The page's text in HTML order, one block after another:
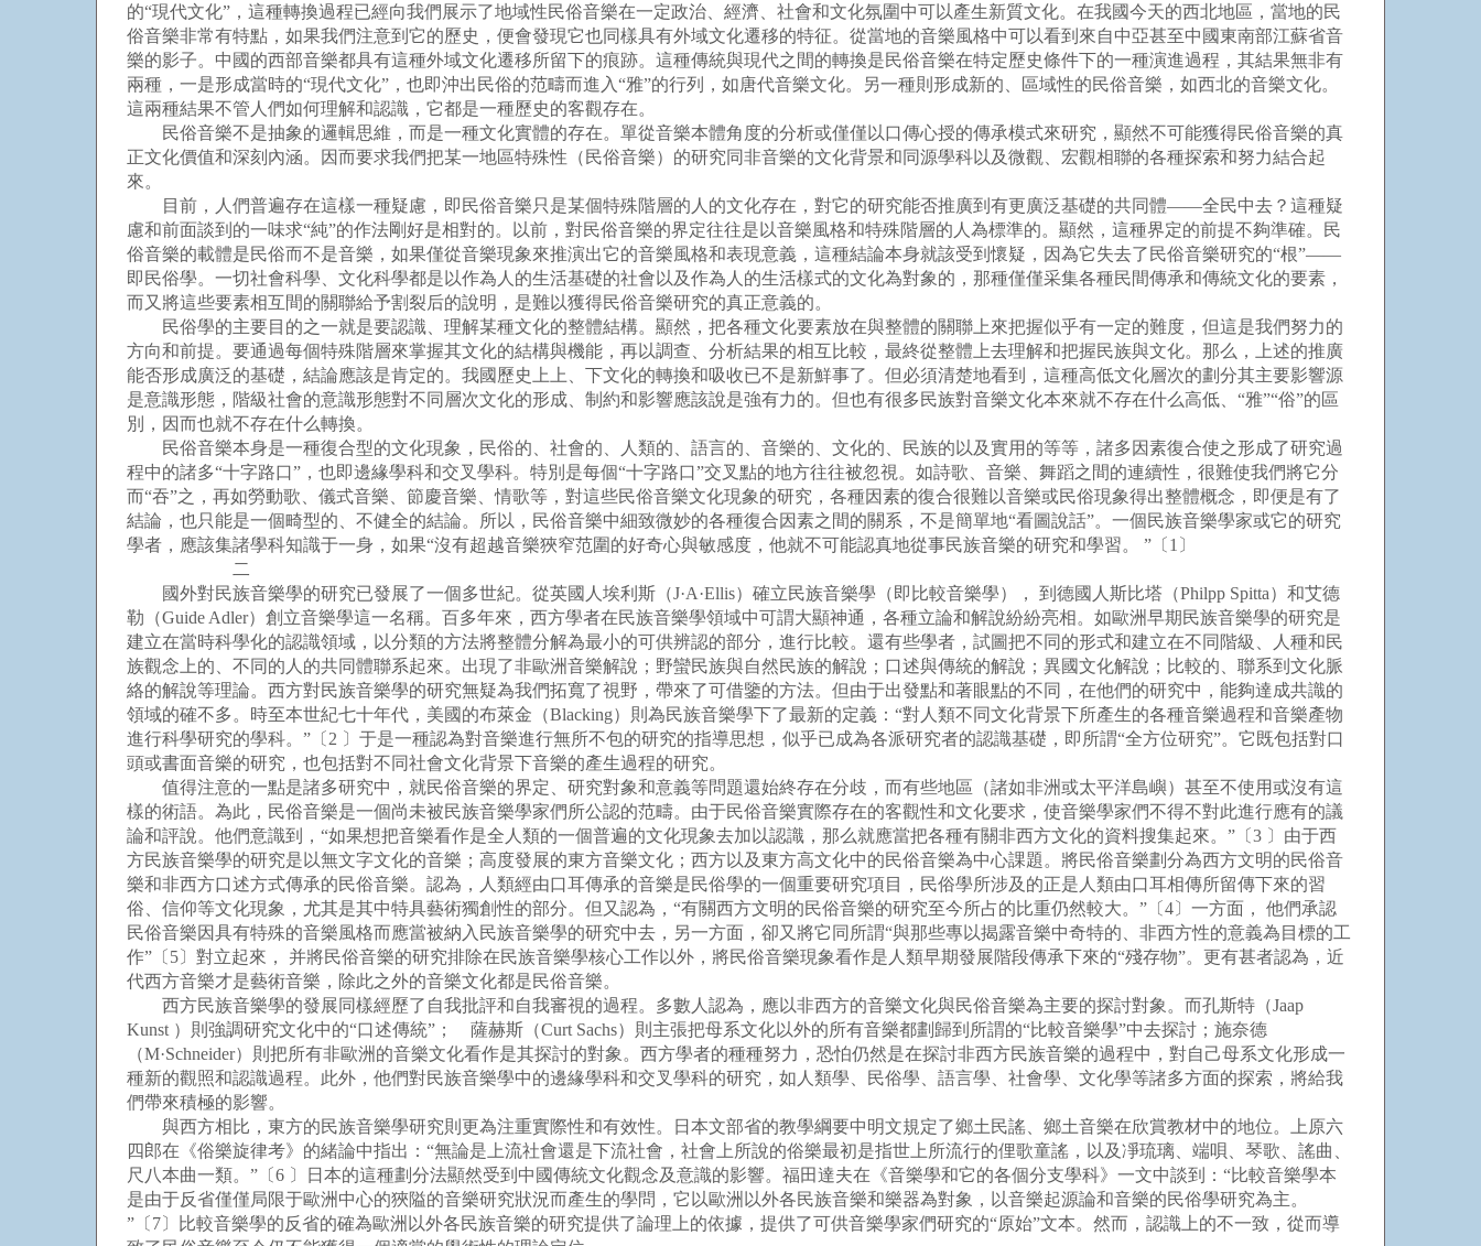
的“現代文化”，這種轉換過程已經向我們展示了地域性民俗音樂在一定政治、經濟、社會和文化氛圍中可以產生新質文化。在我國今天的西北地區，當地的民
俗音樂非常有特點，如果我們注意到它的歷史，便會發現它也同樣具有外域文化遷移的特征。從當地的音樂風格中可以看到來自中亞甚至中國東南部江蘇省音
樂的影子。中國的西部音樂都具有這種外域文化遷移所留下的痕跡。這種傳統與現代之間的轉換是民俗音樂在特定歷史條件下的一種演進過程，其結果無非有
兩種，一是形成當時的“現代文化”，也即沖出民俗的范疇而進入“雅”的行列，如唐代音樂文化。另一種則形成新的、區域性的民俗音樂，如西北的音樂文化。
這兩種結果不管人們如何理解和認識，它都是一種歷史的客觀存在。
民俗音樂不是抽象的邏輯思維，而是一種文化實體的存在。單從音樂本體角度的分析或僅僅以口傳心授的傳承模式來研究，顯然不可能獲得民俗音樂的真
正文化價值和深刻內涵。因而要求我們把某一地區特殊性（民俗音樂）的研究同非音樂的文化背景和同源學科以及微觀、宏觀相聯的各種探索和努力結合起
來。
目前，人們普遍存在這樣一種疑慮，即民俗音樂只是某個特殊階層的人的文化存在，對它的研究能否推廣到有更廣泛基礎的共同體——全民中去？這種疑
慮和前面談到的一味求“純”的作法剛好是相對的。以前，對民俗音樂的界定往往是以音樂風格和特殊階層的人為標準的。顯然，這種界定的前提不夠準確。民
俗音樂的載體是民俗而不是音樂，如果僅從音樂現象來推演出它的音樂風格和表現意義，這種結論本身就該受到懷疑，因為它失去了民俗音樂研究的“根”——
即民俗學。一切社會科學、文化科學都是以作為人的生活基礎的社會以及作為人的生活樣式的文化為對象的，那種僅僅采集各種民間傳承和傳統文化的要素，
而又將這些要素相互間的關聯給予割裂后的說明，是難以獲得民俗音樂研究的真正意義的。
民俗學的主要目的之一就是要認識、理解某種文化的整體結構。顯然，把各種文化要素放在與整體的關聯上來把握似乎有一定的難度，但這是我們努力的
方向和前提。要通過每個特殊階層來掌握其文化的結構與機能，再以調查、分析結果的相互比較，最終從整體上去理解和把握民族與文化。那么，上述的推廣
能否形成廣泛的基礎，結論應該是肯定的。我國歷史上上、下文化的轉換和吸收已不是新鮮事了。但必須清楚地看到，這種高低文化層次的劃分其主要影響源
是意識形態，階級社會的意識形態對不同層次文化的形成、制約和影響應該說是強有力的。但也有很多民族對音樂文化本來就不存在什么高低、“雅”“俗”的區
別，因而也就不存在什么轉換。
民俗音樂本身是一種復合型的文化現象，民俗的、社會的、人類的、語言的、音樂的、文化的、民族的以及實用的等等，諸多因素復合使之形成了研究過
程中的諸多“十字路口”，也即邊緣學科和交叉學科。特別是每個“十字路口”交叉點的地方往往被忽視。如詩歌、音樂、舞蹈之間的連續性，很難使我們將它分
而“吞”之，再如勞動歌、儀式音樂、節慶音樂、情歌等，對這些民俗音樂文化現象的研究，各種因素的復合很難以音樂或民俗現象得出整體概念，即便是有了
結論，也只能是一個畸型的、不健全的結論。所以，民俗音樂中細致微妙的各種復合因素之間的關系，不是簡單地“看圖說話”。一個民族音樂學家或它的研究
學者，應該集諸學科知識于一身，如果“沒有超越音樂狹窄范圍的好奇心與敏感度，他就不可能認真地從事民族音樂的研究和學習。 ”〔1〕
二
國外對民族音樂學的研究已發展了一個多世紀。從英國人埃利斯（J·A·Ellis）確立民族音樂學（即比較音樂學）， 到德國人斯比塔（Philpp Spitta）和艾德
勒（Guide Adler）創立音樂學這一名稱。百多年來，西方學者在民族音樂學領域中可謂大顯神通，各種立論和解說紛紛亮相。如歐洲早期民族音樂學的研究是
建立在當時科學化的認識領域，以分類的方法將整體分解為最小的可供辨認的部分，進行比較。還有些學者，試圖把不同的形式和建立在不同階級、人種和民
族觀念上的、不同的人的共同體聯系起來。出現了非歐洲音樂解說；野蠻民族與自然民族的解說；口述與傳統的解說；異國文化解說；比較的、聯系到文化脈
絡的解說等理論。西方對民族音樂學的研究無疑為我們拓寬了視野，帶來了可借鑒的方法。但由于出發點和著眼點的不同，在他們的研究中，能夠達成共識的
領域的確不多。時至本世紀七十年代，美國的布萊金（Blacking）則為民族音樂學下了最新的定義：“對人類不同文化背景下所產生的各種音樂過程和音樂產物
進行科學研究的學科。”〔2 〕于是一種認為對音樂進行無所不包的研究的指導思想，似乎已成為各派研究者的認識基礎，即所謂“全方位研究”。它既包括對口
頭或書面音樂的研究，也包括對不同社會文化背景下音樂的產生過程的研究。
值得注意的一點是諸多研究中，就民俗音樂的界定、研究對象和意義等問題還始終存在分歧，而有些地區（諸如非洲或太平洋島嶼）甚至不使用或沒有這
樣的術語。為此，民俗音樂是一個尚未被民族音樂學家們所公認的范疇。由于民俗音樂實際存在的客觀性和文化要求，使音樂學家們不得不對此進行應有的議
論和評說。他們意識到，“如果想把音樂看作是全人類的一個普遍的文化現象去加以認識，那么就應當把各種有關非西方文化的資料搜集起來。”〔3 〕由于西
方民族音樂學的研究是以無文字文化的音樂；高度發展的東方音樂文化；西方以及東方高文化中的民俗音樂為中心課題。將民俗音樂劃分為西方文明的民俗音
樂和非西方口述方式傳承的民俗音樂。認為，人類經由口耳傳承的音樂是民俗學的一個重要研究項目，民俗學所涉及的正是人類由口耳相傳所留傳下來的習
俗、信仰等文化現象，尤其是其中特具藝術獨創性的部分。但又認為，“有關西方文明的民俗音樂的研究至今所占的比重仍然較大。”〔4〕一方面， 他們承認
民俗音樂因具有特殊的音樂風格而應當被納入民族音樂學的研究中去，另一方面，卻又將它同所謂“與那些專以揭露音樂中奇特的、非西方性的意義為目標的工
作”〔5〕對立起來， 并將民俗音樂的研究排除在民族音樂學核心工作以外，將民俗音樂現象看作是人類早期發展階段傳承下來的“殘存物”。更有甚者認為，近
代西方音樂才是藝術音樂，除此之外的音樂文化都是民俗音樂。
西方民族音樂學的發展同樣經歷了自我批評和自我審視的過程。多數人認為，應以非西方的音樂文化與民俗音樂為主要的探討對象。而孔斯特（Jaap
Kunst ）則強調研究文化中的“口述傳統”； 薩赫斯（Curt Sachs）則主張把母系文化以外的所有音樂都劃歸到所謂的“比較音樂學”中去探討；施奈德
（M·Schneider）則把所有非歐洲的音樂文化看作是其探討的對象。西方學者的種種努力，恐怕仍然是在探討非西方民族音樂的過程中，對自己母系文化形成一
種新的觀照和認識過程。此外，他們對民族音樂學中的邊緣學科和交叉學科的研究，如人類學、民俗學、語言學、社會學、文化學等諸多方面的探索，將給我
們帶來積極的影響。
與西方相比，東方的民族音樂學研究則更為注重實際性和有效性。日本文部省的教學綱要中明文規定了鄉土民謠、鄉土音樂在欣賞教材中的地位。上原六
四郎在《俗樂旋律考》的緒論中指出：“無論是上流社會還是下流社會，社會上所說的俗樂最初是指世上所流行的俚歌童謠，以及凈琉璃、端唄、琴歌、謠曲、
尺八本曲一類。”〔6 〕日本的這種劃分法顯然受到中國傳統文化觀念及意識的影響。福田達夫在《音樂學和它的各個分支學科》一文中談到：“比較音樂學本
是由于反省僅僅局限于歐洲中心的狹隘的音樂研究狀況而產生的學問，它以歐洲以外各民族音樂和樂器為對象，以音樂起源論和音樂的民俗學研究為主。
”〔7〕比較音樂學的反省的確為歐洲以外各民族音樂的研究提供了論理上的依據，提供了可供音樂學家們研究的“原始”文本。然而，認識上的不一致，從而導